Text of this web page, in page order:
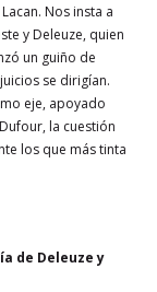
Nos insta a
y Deleuze, quien
un guiño de
se dirigían.
eje, apoyado
la cuestión
los que más tinta
de Deleuze y